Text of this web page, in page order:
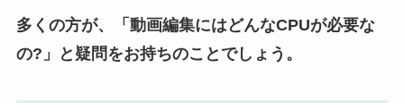
多くの方が、「動画編集にはどんなCPUが必要な
の?」と疑問をお持ちのことでしょう。